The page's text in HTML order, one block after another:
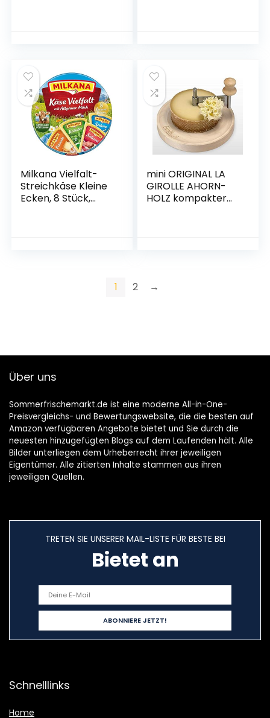
Milkana Vielfalt-
Streichkäse Kleine
Ecken, 8 Stück,
mini ORIGINAL LA
GIROLLE AHORN-
HOLZ kompakter
1
2 →
Über uns
Sommerfrischemarkt.de ist eine moderne All-in-One-
Preisvergleichs- und Bewertungswebsite, die die besten auf
Amazon verfügbaren Angebote bietet und Sie durch die
neuesten hinzugefügten Blogs auf dem Laufenden hält. Alle
Bilder unterliegen dem Urheberrecht ihrer jeweiligen
Eigentümer. Alle zitierten Inhalte stammen aus ihren
jeweiligen Quellen.
TRETEN SIE UNSERER MAIL-LISTE FÜR BESTE BEI
Bietet an
Schnelllinks
Home